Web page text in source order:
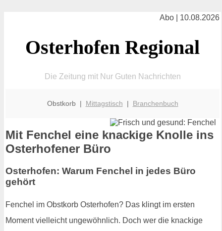
Abo | 10.08.2026
Osterhofen Regional
Die Zeitung mit Nur Guten Nachrichten
Obstkorb | Mittagstisch | Branchenbuch
Mit Fenchel eine knackige Knolle ins
Osterhofener Büro
Osterhofen: Warum Fenchel in jedes Büro
gehört
Fenchel im Obstkorb Osterhofen? Das klingt im ersten
Moment vielleicht ungewöhnlich. Doch wer die knackige